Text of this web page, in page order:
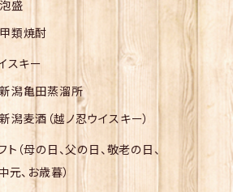
泡盛
甲類焼酎
スキー
新潟亀田蒸溜所
新潟麦酒（越ノ忍ウイスキー）
ト（母の日、父の日、敬老の日、
元、お歳暮）